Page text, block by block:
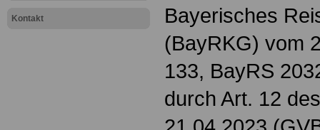
Kontakt
Bayerisches
(BayRKG) vom
133, BayRS
durch Art. 12